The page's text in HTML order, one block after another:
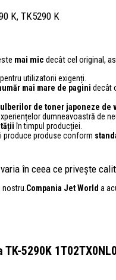
K, TK5290 K
mai mic decât cel original,
utilizatorii exigenți.
mai mare de pagini decât
de toner japoneze de
dumneavoastră de
în timpul producției.
produce produse conform
în ceea ce privește
nostru.Compania Jet World a
5290K